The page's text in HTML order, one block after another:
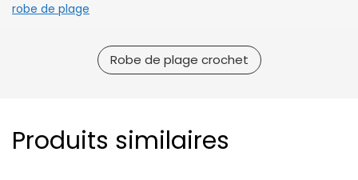
robe de plage
Robe de plage crochet
Produits similaires